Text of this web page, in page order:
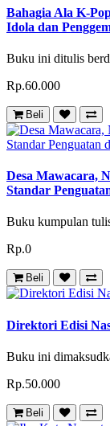
Bahagia Ala K-
Idola dan
Buku ini ditulis
Rp.60.000
Beli
Desa Mawacara,
Standar
Buku kumpulan
Rp.0
Beli
Direktori Edisi
Buku ini
Rp.50.000
Beli